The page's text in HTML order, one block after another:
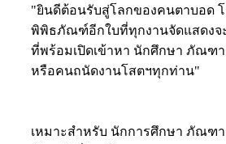
พิพิธภัณฑ์อีกใบที่ทุกงานจัดแสดงจะ
ที่พร้อมเปิดเข้าหา นักศึกษา ภัณฑ
หรือคนถนัดงานโสตฯทุกท่าน"
เจ้าหน้าที่โสตศึกษา